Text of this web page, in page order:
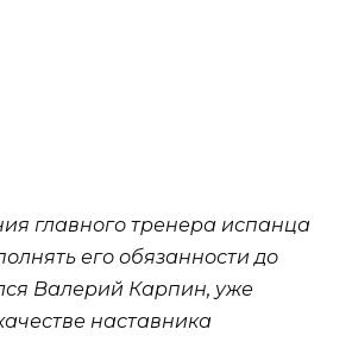
главного тренера испанца
его обязанности до
Валерий Карпин, уже
наставника